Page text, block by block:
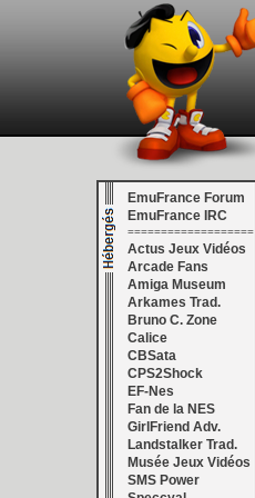
EmuFrance Forum
EmuFrance IRC
===================
Actus Jeux Vidéos
Arcade Fans
Amiga Museum
Arkames Trad.
Bruno C. Zone
Calice
CBSata
CPS2Shock
EF-Nes
Fan de la NES
GirlFriend Adv.
Landstalker Trad.
Musée Jeux Vidéos
SMS Power